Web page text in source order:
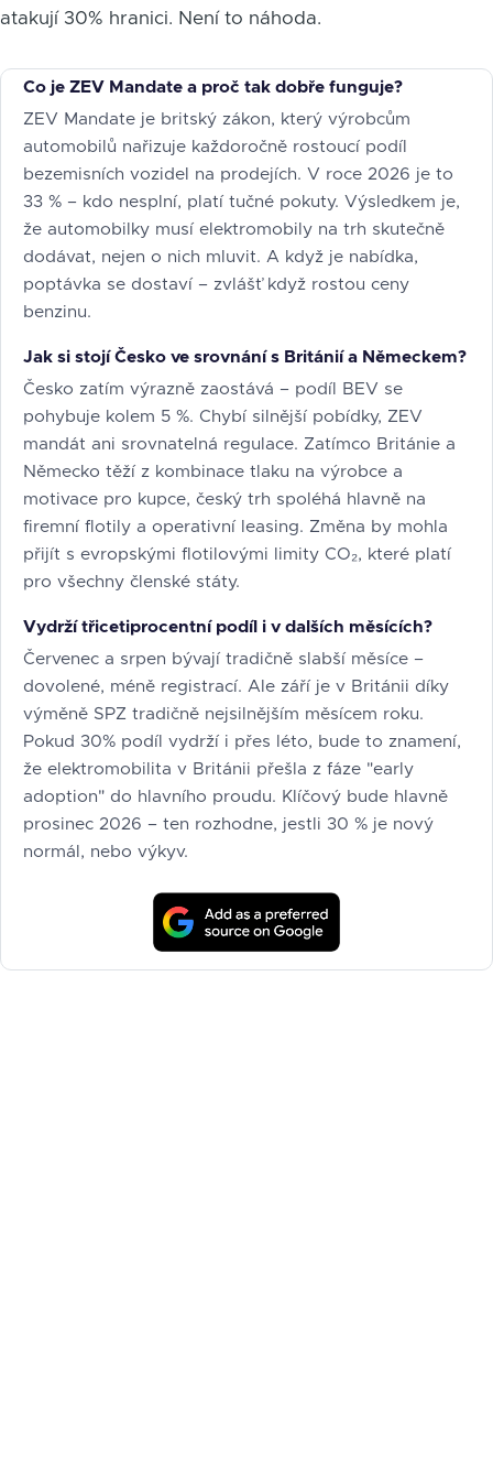
atakují 30% hranici. Není to náhoda.
Co je ZEV Mandate a proč tak dobře funguje?
ZEV Mandate je britský zákon, který výrobcům
automobilů nařizuje každoročně rostoucí podíl
bezemisních vozidel na prodejích. V roce 2026 je to
33 % – kdo nesplní, platí tučné pokuty. Výsledkem je,
že automobilky musí elektromobily na trh skutečně
dodávat, nejen o nich mluvit. A když je nabídka,
poptávka se dostaví – zvlášť když rostou ceny
benzinu.
Jak si stojí Česko ve srovnání s Británií a Německem?
Česko zatím výrazně zaostává – podíl BEV se
pohybuje kolem 5 %. Chybí silnější pobídky, ZEV
mandát ani srovnatelná regulace. Zatímco Británie a
Německo těží z kombinace tlaku na výrobce a
motivace pro kupce, český trh spoléhá hlavně na
firemní flotily a operativní leasing. Změna by mohla
přijít s evropskými flotilovými limity CO₂, které platí
pro všechny členské státy.
Vydrží třicetiprocentní podíl i v dalších měsících?
Červenec a srpen bývají tradičně slabší měsíce –
dovolené, méně registrací. Ale září je v Británii díky
výměně SPZ tradičně nejsilnějším měsícem roku.
Pokud 30% podíl vydrží i přes léto, bude to znamení,
že elektromobilita v Británii přešla z fáze "early
adoption" do hlavního proudu. Klíčový bude hlavně
prosinec 2026 – ten rozhodne, jestli 30 % je nový
normál, nebo výkyv.